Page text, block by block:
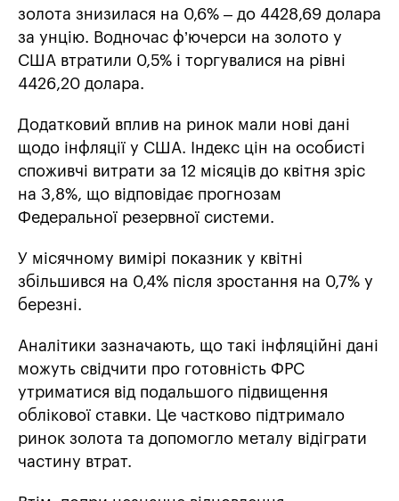
золота знизилася на 0,6% – до 4428,69 долара
за унцію. Водночас ф’ючерси на золото у
США втратили 0,5% і торгувалися на рівні
4426,20 долара.
Додатковий вплив на ринок мали нові дані
щодо інфляції у США. Індекс цін на особисті
споживчі витрати за 12 місяців до квітня зріс
на 3,8%, що відповідає прогнозам
Федеральної резервної системи.
У місячному вимірі показник у квітні
збільшився на 0,4% після зростання на 0,7% у
березні.
Аналітики зазначають, що такі інфляційні дані
можуть свідчити про готовність ФРС
утриматися від подальшого підвищення
облікової ставки. Це частково підтримало
ринок золота та допомогло металу відіграти
частину втрат.